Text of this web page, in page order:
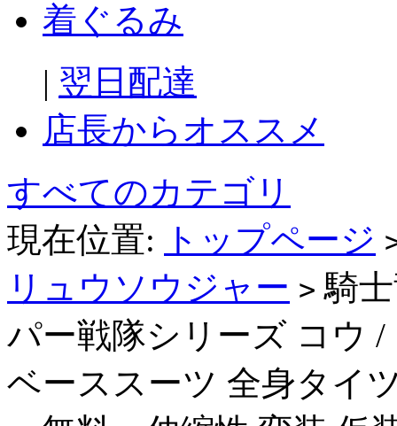
着ぐるみ
| 翌日配達
店長からオススメ
すべてのカテゴリ
現在位置:
トップページ
リュウソウジャー > 騎
パー戦隊シリーズ コウ
ベーススーツ 全身タイ